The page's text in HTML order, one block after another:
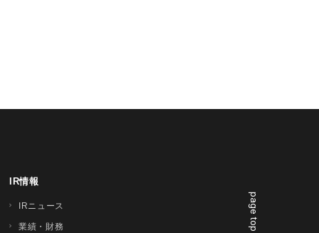
page top
IR情報
IRニュース
業績・財務